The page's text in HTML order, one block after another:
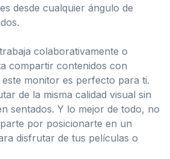
desde cualquier ángulo de
colaborativamente o
compartir contenidos con
monitor es perfecto para ti.
de la misma calidad visual sin
sentados. Y lo mejor de todo, no
por posicionarte en un
disfrutar de tus películas o